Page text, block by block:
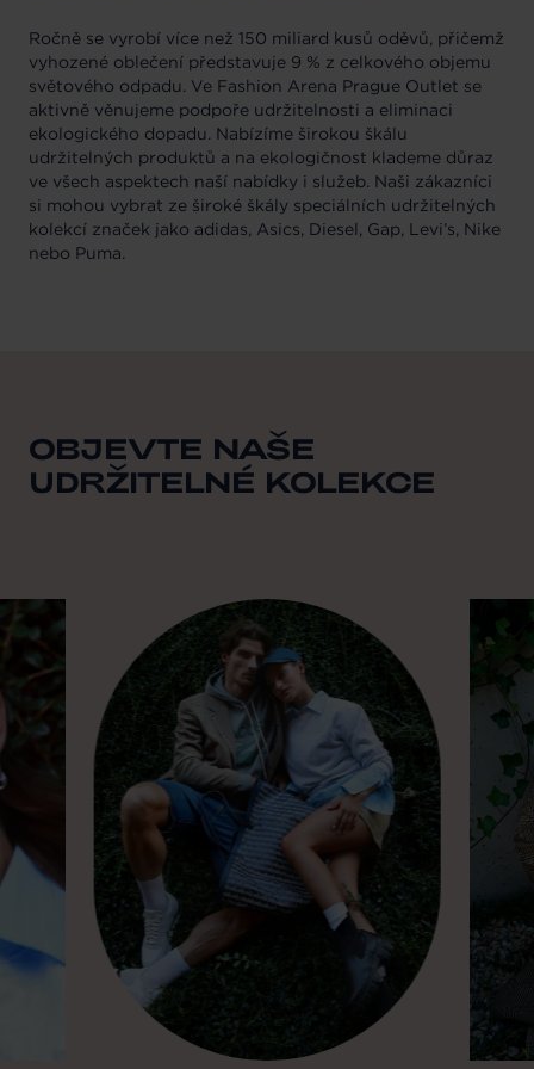
Ročně se vyrobí více než 150 miliard kusů oděvů, přičemž
vyhozené oblečení představuje 9 % z celkového objemu
světového odpadu. Ve Fashion Arena Prague Outlet se
aktivně věnujeme podpoře udržitelnosti a eliminaci
ekologického dopadu. Nabízíme širokou škálu
udržitelných produktů a na ekologičnost klademe důraz
ve všech aspektech naší nabídky i služeb. Naši zákazníci
si mohou vybrat ze široké škály speciálních udržitelných
kolekcí značek jako adidas, Asics, Diesel, Gap, Levi’s, Nike
nebo Puma.
OBJEVTE NAŠE
UDRŽITELNÉ KOLEKCE